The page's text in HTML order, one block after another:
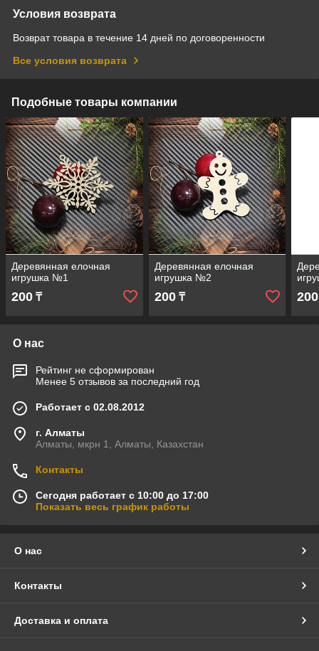
Условия возврата
Возврат товара в течение 14 дней по договоренности
Все условия возврата
Подобные товары компании
Деревянная елочная
игрушка №1
200 ₸
Деревянная елочная
игрушка №2
200₸ 200
О нас
Рейтинг не сформирован
Менее 5 отзывов за последний год
Работает с 02.08.2012
г. Алматы
Алматы, мкрн 1, Алматы, Казахстан
Контакты
Сегодня работает с 10:00 до 17:00
Показать весь график работы
О нас
Контакты
Доставка и оплата